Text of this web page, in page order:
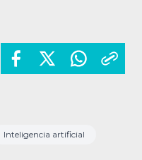
Inteligencia artificial